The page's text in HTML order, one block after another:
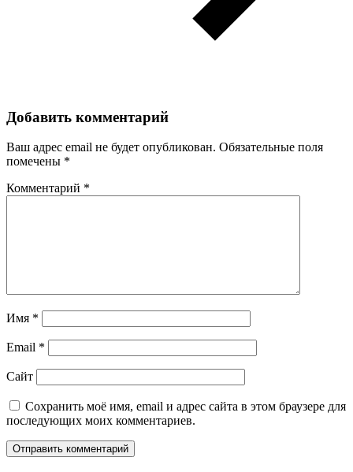
Добавить комментарий
Ваш адрес email не будет опубликован. Обязательные поля
помечены *
Комментарий *
Имя *
Email *
Сайт
Сохранить моё имя, email и адрес сайта в этом браузере для
последующих моих комментариев.